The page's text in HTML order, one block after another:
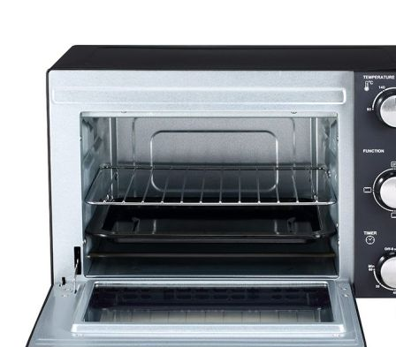
Cookies
Estas cookies son
cookies
administrar tu
presentación del
existencia de estas
información de
Información de las
Cookies analíticas
Estas cookies nos
de nuestro sitio
navegan por el sitio